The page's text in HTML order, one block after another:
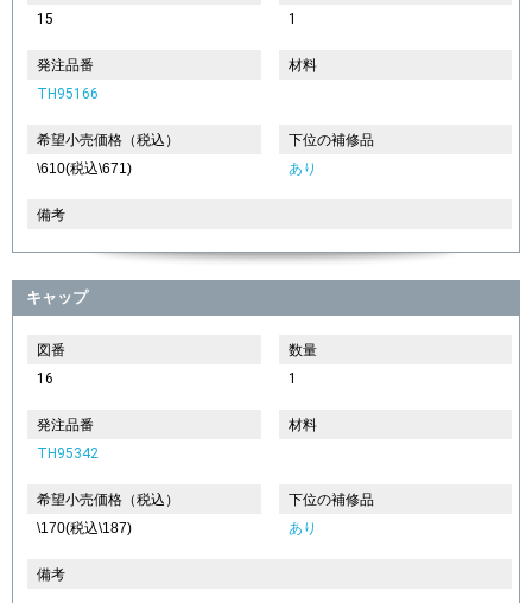
15
1
発注品番
TH95166
材料
希望小売価格（税込）
\610(税込\671)
下位の補修品
あり
備考
キャップ
図番
16
数量
1
発注品番
TH95342
材料
希望小売価格（税込）
\170(税込\187)
下位の補修品
あり
備考